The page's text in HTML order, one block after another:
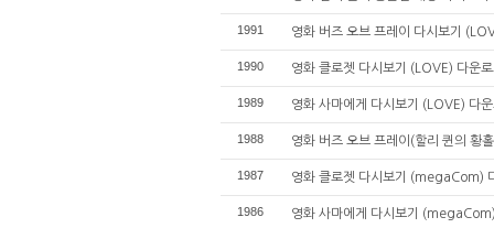
1991 영화 버즈 오브 프레이 다시보기
1990 영화 클로젯 다시보기 (LOVE) 다운
1989 영화 사마에게 다시보기 (LOVE) 다
1988 영화 버즈 오브 프레이(할리 퀸의
1987 영화 클로젯 다시보기 (megaCom)
1986 영화 사마에게 다시보기